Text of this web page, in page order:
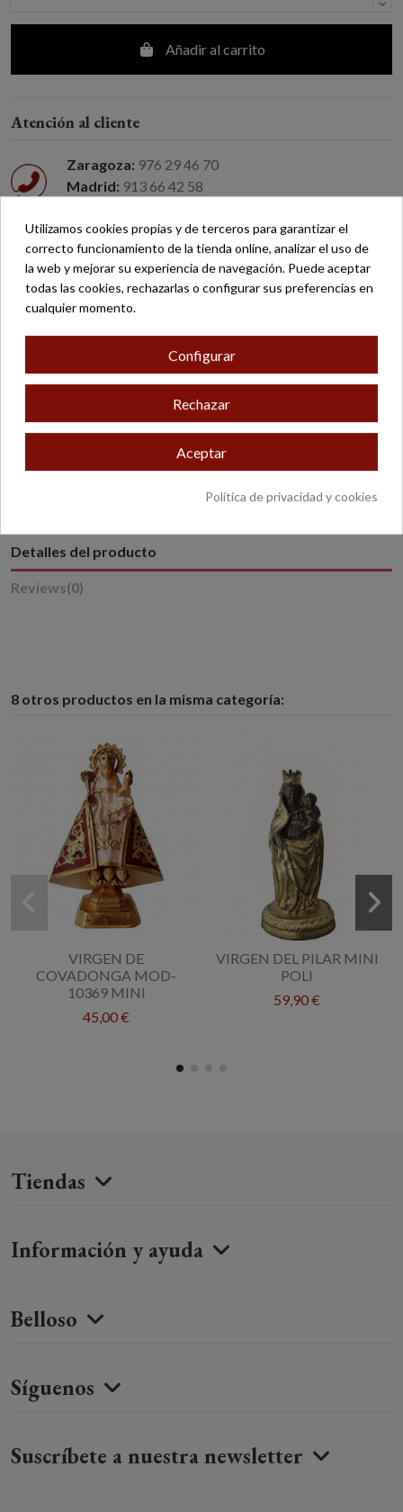
Añadir al carrito
Atención al cliente
Zaragoza: 976 29 46 70
Madrid: 913 66 42 58
Atención por correo electrónico
Devolución fácil
Envío gratuito a partir de 200 €*
Detalles del producto
Reviews(0)
8 otros productos en la misma categoría:
VIRGEN DE
COVADONGA MOD-
10369 MINI
45,00 €
VIRGEN DEL PILAR MINI
POLI
59,90 €
Tiendas
Información y ayuda
Belloso
Síguenos
Suscríbete a nuestra newsletter
Utilizamos cookies propias y de terceros para garantizar el
correcto funcionamiento de la tienda online, analizar el uso de
la web y mejorar su experiencia de navegación. Puede aceptar
todas las cookies, rechazarlas o configurar sus preferencias en
cualquier momento.
Configurar
Rechazar
Aceptar
Política de privacidad y cookies